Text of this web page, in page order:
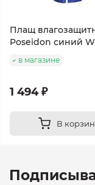
Плащ
Poseidon синий
в магазине
1 494 ₽
В